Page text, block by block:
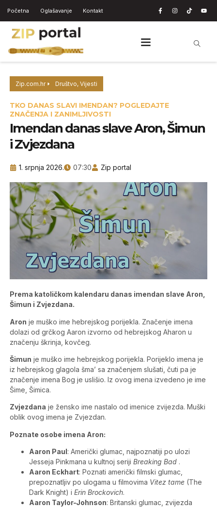
Početna Oglašavanje Kontakt
Zip.com.hr Društvo, Vijesti
TKO DANAS SLAVI IMENDAN? POGLEDAJTE
ZNAČENJA I ZANIMLJIVOSTI
Imendan danas slave Aron, Šimun
i Zvjezdana
1. srpnja 2026. 07:30 Zip portal
Prema katoličkom kalendaru danas imendan slave Aron,
Šimun i Zvjezdana.
Aron je muško ime hebrejskog porijekla. Značenje imena
dolazi od grčkog Aaron izvorno od hebrejskog Aharon u
značenju škrinja, kovčeg.
Šimun je muško ime hebrejskog porijekla. Porijeklo imena je
iz hebrejskog glagola šma’ sa značenjem slušati, čuti pa je
značenje imena Bog je uslišio. Iz ovog imena izvedeno je ime
Šime, Šimica.
Zvjezdana je žensko ime nastalo od imenice zvijezda. Muški
oblik ovog imena je Zvjezdan.
Poznate osobe imena Aron:
Aaron Paul: Američki glumac, najpoznatiji po ulozi
Jesseja Pinkmana u kultnoj seriji Breaking Bad .
Aaron Eckhart: Poznati američki filmski glumac,
prepoznatljiv po ulogama u filmovima Vitez tame (The
Dark Knight) i Erin Brockovich.
Aaron Taylor-Johnson: Britanski glumac, zvijezda